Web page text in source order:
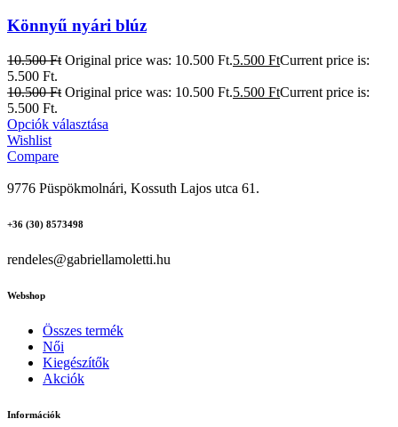
Könnyű nyári blúz
10.500Ft Original price was: 10.500 Ft.5.500 FtCurrent price is:
5.500 Ft.
10.500Ft Original price was: 10.500 Ft.5.500 FtCurrent price is:
5.500 Ft.
Opciók választása
Wishlist
Compare
9776 Püspökmolnári, Kossuth Lajos utca 61.
+36 (30) 8573498
rendeles@gabriellamoletti.hu
Webshop
Összes termék
Női
Kiegészítők
Akciók
Információk